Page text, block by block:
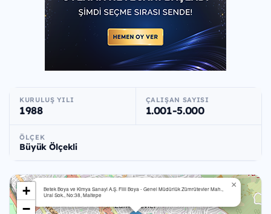
KURULUŞ YILI
1988
ÇALIŞAN SAYISI
1.001-5.000
ÖLÇEK
Büyük Ölçekli
Betek Boya ve Kimya Sanayi A.Ş. Filli Boya - Genel Müdürlük Zümrütevler Mah.,
Ural Sok., No:38, Maltepe
×
+
−